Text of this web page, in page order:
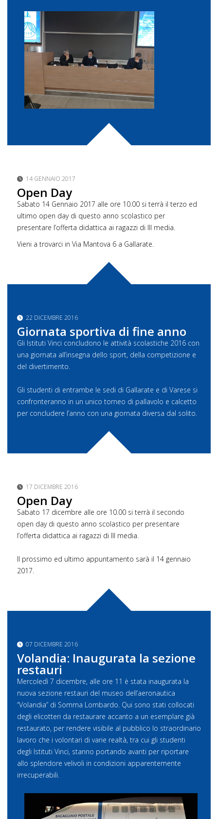
14 GENNAIO 2017
Open Day
Sabato 14 Gennaio 2017 alle ore 10.00 si terrà il terzo ed
ultimo open day di questo anno scolastico per
presentare l’offerta didattica ai ragazzi di III media.
Vieni a trovarci in Via Mantova 6 a Gallarate.
22 DICEMBRE 2016
Giornata sportiva di fine anno
Gli Istituti Vinci concludono le attività scolastiche 2016 con
una giornata all’insegna dello sport, della competizione e
del divertimento.
Gli studenti di entrambe le sedi di Gallarate e di Varese si
confronteranno in un unico torneo di pallavolo e calcetto
per concludere l’anno con una giornata diversa dal solito.
17 DICEMBRE 2016
Open Day
Sabato 17 dicembre alle ore 10.00 si terrà il secondo
open day di questo anno scolastico per presentare
l’offerta didattica ai ragazzi di III media.
Il prossimo ed ultimo appuntamento sarà il 14 gennaio
2017.
07 DICEMBRE 2016
Volandia: Inaugurata la sezione
restauri
Mercoledì 7 dicembre, alle ore 11 è stata inaugurata la
nuova sezione restauri del museo dell’aeronautica
“Volandia” di Somma Lombardo. Qui sono stati collocati
degli elicotteri da restaurare accanto a un esemplare già
restaurato, per rendere visibile al pubblico lo straordinario
lavoro che i volontari di varie realtà, tra cui gli studenti
degli Istituti Vinci, stanno portando avanti per riportare
allo splendore velivoli in condizioni apparentemente
irrecuperabili.